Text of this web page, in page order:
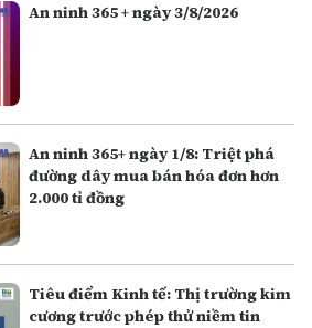
An ninh 365 + ngày 3/8/2026
An ninh 365+ ngày 1/8: Triệt phá
đường dây mua bán hóa đơn hơn
2.000 tỉ đồng
Tiêu điểm Kinh tế: Thị trường kim
cương trước phép thử niềm tin